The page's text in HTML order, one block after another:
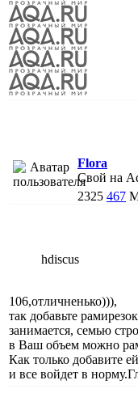
Flora
Свой на
2325 467
hdiscus
106,отличненько))),
так добавьте
занимается, семью
в Ваш объем можно
Как только добавите
и все войдет в